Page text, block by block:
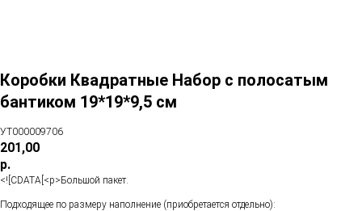
Коробки Квадратные Набор с полосатым
бантиком 19*19*9,5 см
УТ000009706
201,00
р.
<![CDATA[<p>Большой пакет.
Подходящее по размеру наполнение (приобретается отдельно):